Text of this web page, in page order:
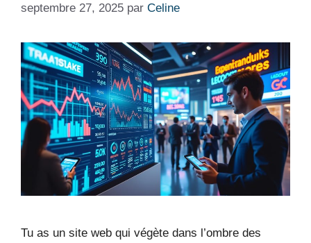
septembre 27, 2025 par Celine
Tu as un site web qui végète dans l’ombre des